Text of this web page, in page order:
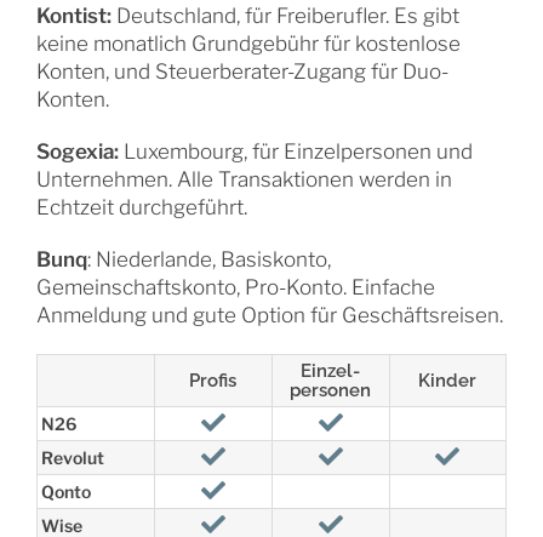
Kontist:Deutschland, für Freiberufler. Es gibt
keine monatlich Grundgebühr für kostenlose
Konten, und Steuerberater-Zugang für Duo-
Konten.
Sogexia:Luxembourg, für Einzelpersonen und
Unternehmen. Alle Transaktionen werden in
Echtzeit durchgeführt.
Bunq: Niederlande, Basiskonto,
Gemeinschaftskonto, Pro-Konto. Einfache
Anmeldung und gute Option für Geschäftsreisen.
Profis
Einzel-
personen
Kinder
N26
Revolut
Qonto
Wise